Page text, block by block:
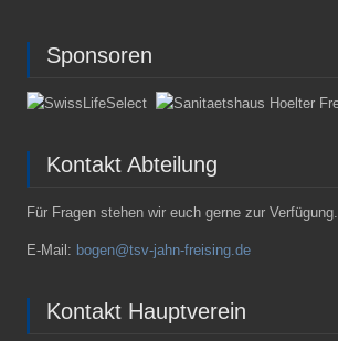
Sponsoren
Kontakt Abteilung
Für Fragen stehen wir euch gerne zur Verfügung.
E-Mail: bogen@tsv-jahn-freising.de
Kontakt Hauptverein